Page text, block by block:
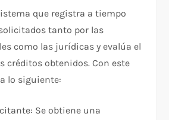
que registra a tiempo
tanto por las
como las jurídicas y evalúa el
créditos obtenidos. Con este
lo siguiente:
Se obtiene una